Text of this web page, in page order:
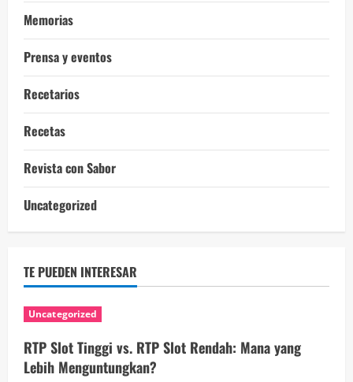
Memorias
Prensa y eventos
Recetarios
Recetas
Revista con Sabor
Uncategorized
TE PUEDEN INTERESAR
Uncategorized
RTP Slot Tinggi vs. RTP Slot Rendah: Mana yang
Lebih Menguntungkan?